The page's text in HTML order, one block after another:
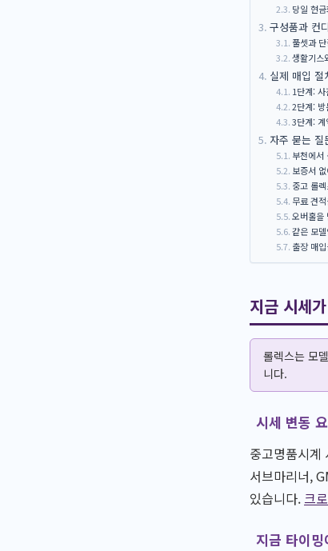
당일 현
구성품과 컨
풀셋과
생활기스
실제 매입 절
1단계:
2단계: 방
3단계: 계
자주 묻는 질
부천에서
보증서
중고 롤
무료 견
오버홀을
같은 모
출장 매
지금 시세
롤렉스는 모
니다.
시세 변동
중고명품시계
서브마리너,
있습니다. 크
지금 타이